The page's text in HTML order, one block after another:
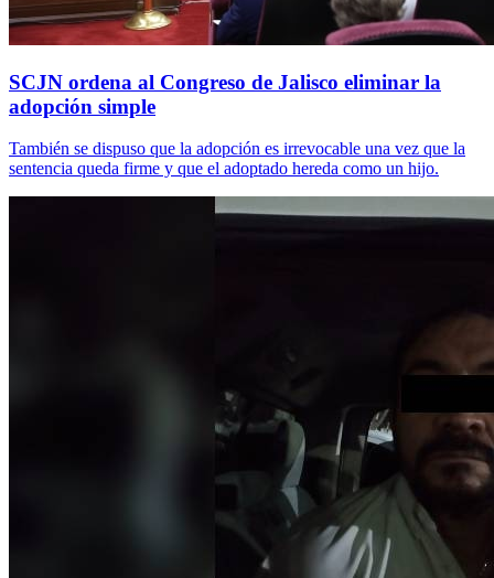
SCJN ordena al Congreso de Jalisco eliminar la
adopción simple
También se dispuso que la adopción es irrevocable una vez que la
sentencia queda firme y que el adoptado hereda como un hijo.